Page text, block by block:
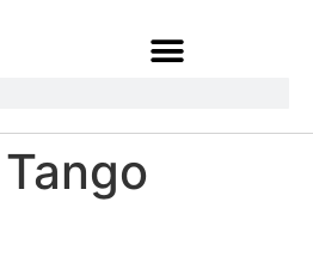
Tango